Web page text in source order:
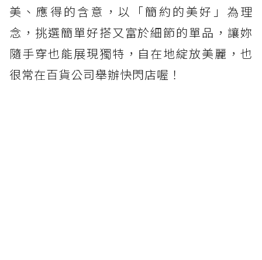
美、應得的含意，以「簡約的美好」為理
念，挑選簡單好搭又富於細節的單品，讓妳
隨手穿也能展現獨特，自在地綻放美麗，也
很常在百貨公司舉辦快閃店喔！